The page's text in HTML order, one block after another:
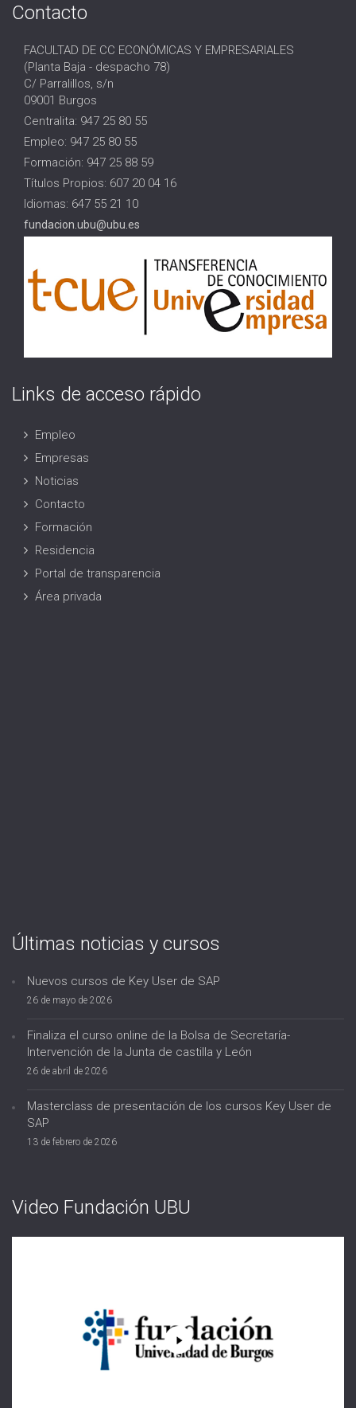
Contacto
FACULTAD DE CC ECONÓMICAS Y EMPRESARIALES
(Planta Baja - despacho 78)
C/ Parralillos, s/n
09001 Burgos
Centralita: 947 25 80 55
Empleo: 947 25 80 55
Formación: 947 25 88 59
Títulos Propios: 607 20 04 16
Idiomas: 647 55 21 10
fundacion.ubu@ubu.es
Links de acceso rápido
Empleo
Empresas
Noticias
Contacto
Formación
Residencia
Portal de transparencia
Área privada
Últimas noticias y cursos
Nuevos cursos de Key User de SAP
26 de mayo de 2026
Finaliza el curso online de la Bolsa de Secretaría-
Intervención de la Junta de castilla y León
26 de abril de 2026
Masterclass de presentación de los cursos Key User de
SAP
13 de febrero de 2026
Video Fundación UBU